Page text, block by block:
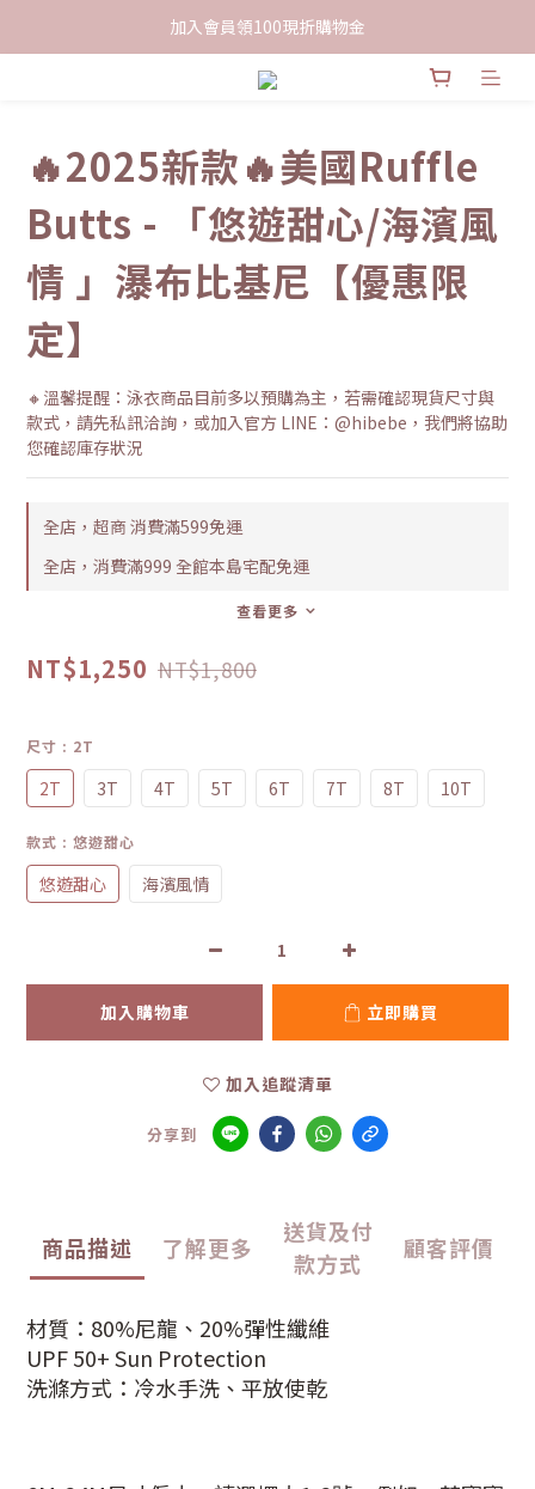
限時下單送餅乾乙包，滿$999免運
加入會員領100現折購物金
限時下單送餅乾乙包，滿$999免運
🔥2025新款🔥美國Ruffle
Butts - 「悠遊甜心/海濱風
情 」瀑布比基尼【優惠限
定】
🔸溫馨提醒：泳衣商品目前多以預購為主，若需確認現貨尺寸與
款式，請先私訊洽詢，或加入官方 LINE：@hibebe，我們將協助
您確認庫存狀況
全店，超商 消費滿599免運
全店，消費滿999 全館本島宅配免運
查看更多
NT$1,250 NT$1,800
尺寸 : 2T
2T 3T 4T 5T 6T 7T 8T 10T
款式 : 悠遊甜心
悠遊甜心 海濱風情
加入購物車 立即購買
加入追蹤清單
分享到
商品描述 了解更多
送貨及付
款方式
顧客評價
材質：80%尼龍、20%彈性纖維
UPF 50+ Sun Protection
洗滌方式：冷水手洗、平放使乾